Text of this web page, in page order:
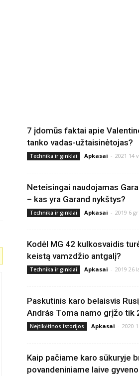
7 įdomūs faktai apie
tanko vadas-užtaisinėtojas?
Technika ir ginklai Apkasai - 2021 14
Neteisingai naudojamas
– kas yra Garand nykštys?
Technika ir ginklai Apkasai - 2019 6
Kodėl MG 42 kulkosvaidis
keistą vamzdžio antgalį?
Technika ir ginklai Apkasai - 2019 26
Paskutinis karo belaisvis
András Toma namo grįžo tik
Neįtikėtinos istorijos Apkasai - 2020
Kaip pačiame karo sūkuryje
povandeniniame laive